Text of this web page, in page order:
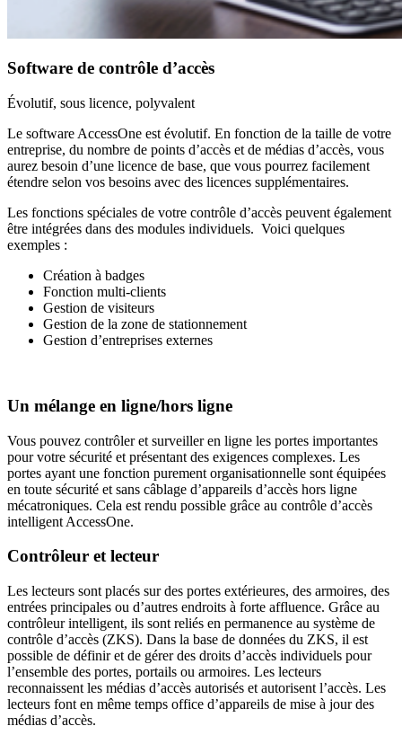
Software de contrôle d’accès
Évolutif, sous licence, polyvalent
Le software AccessOne est évolutif. En fonction de la taille de votre
entreprise, du nombre de points d’accès et de médias d’accès, vous
aurez besoin d’une licence de base, que vous pourrez facilement
étendre selon vos besoins avec des licences supplémentaires.
Les fonctions spéciales de votre contrôle d’accès peuvent également
être intégrées dans des modules individuels. Voici quelques
exemples :
Création à badges
Fonction multi-clients
Gestion de visiteurs
Gestion de la zone de stationnement
Gestion d’entreprises externes
Un mélange en ligne/hors ligne
Vous pouvez contrôler et surveiller en ligne les portes importantes
pour votre sécurité et présentant des exigences complexes. Les
portes ayant une fonction purement organisationnelle sont équipées
en toute sécurité et sans câblage d’appareils d’accès hors ligne
mécatroniques. Cela est rendu possible grâce au contrôle d’accès
intelligent AccessOne.
Contrôleur et lecteur
Les lecteurs sont placés sur des portes extérieures, des armoires, des
entrées principales ou d’autres endroits à forte affluence. Grâce au
contrôleur intelligent, ils sont reliés en permanence au système de
contrôle d’accès (ZKS). Dans la base de données du ZKS, il est
possible de définir et de gérer des droits d’accès individuels pour
l’ensemble des portes, portails ou armoires. Les lecteurs
reconnaissent les médias d’accès autorisés et autorisent l’accès. Les
lecteurs font en même temps office d’appareils de mise à jour des
médias d’accès.